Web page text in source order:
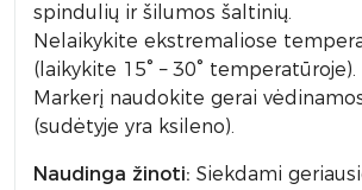
spindulių ir šilumos šaltinių.
Nelaikykite ekstremaliose
(laikykite 15° – 30° temperatūroje).
Markerį naudokite gerai
(sudėtyje yra ksileno).
Naudinga žinoti: Siekdami